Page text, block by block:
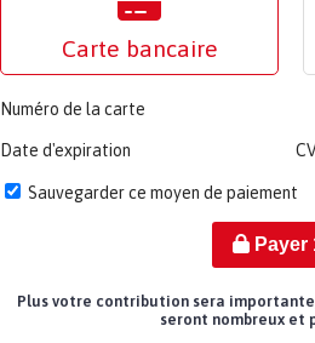
Carte bancaire
Numéro de la carte
Date d'expiration
Sauvegarder ce moyen de paiement
Payer
Plus votre contribution sera
seront nombreux et